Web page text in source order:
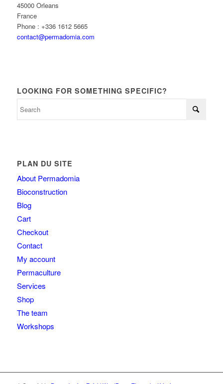
45000 Orleans
France
Phone : +336 1612 5665
contact@permadomia.com
LOOKING FOR SOMETHING SPECIFIC?
PLAN DU SITE
About Permadomia
Bioconstruction
Blog
Cart
Checkout
Contact
My account
Permaculture
Services
Shop
The team
Workshops